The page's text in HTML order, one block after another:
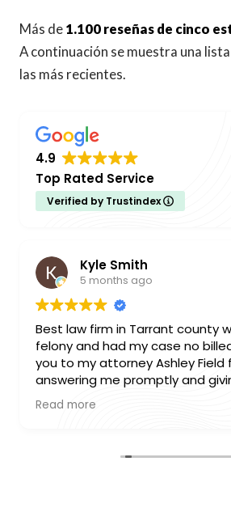
Más de1.100 reseñas de cinco
A continuación se muestra una
las más recientes.
4.9
Top Rated Service
Verified by Trustindex
Becky Watterson
6 months ago
He’s amazing go my charges